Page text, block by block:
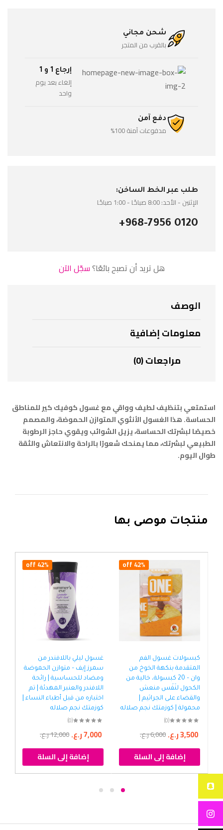
شحن مجاني
بالقرب من المتجر
إرجاع 1 و 1
إلغاء بعد يوم
واحد
دفع آمن
مدفوعات آمنة 100%
طلب عبر الخط الساخن:
الإثنين - الأحد: 8:00 صباحًا - 1:00 صباحًا
+968-7956 0120
هل تريد أن تصبح بائعًا؟سجّل الآن
الوصف
معلومات إضافية
مراجعات (0)
استمتعي بتنظيف لطيف وواقي مع غسول كوفيك كير للمناطق
الحساسة. هذا الغسول الأنثوي المتوازن الحموضة، والمصمم
خصيصًا لبشرتك الحساسة، يزيل الشوائب ويقوي حاجز الرطوبة
الطبيعي لبشرتك، مما يمنحك شعورًا بالراحة والانتعاش والثقة
طوال اليوم.
منتجات موصى بها
42% off
كبسولات غسول الفم
المتقدمة بنكهة الخوخ من
وان – 20 كبسولة، خالية من
الكحول لنَفَس منعش
والقضاء على الجراثيم |
محمولة | كوزمتك نجم صلاله
(0)
6,000ر.ع. 3,500ر.ع.
إضافة إلى السلة
42% off
غسول ليلي باللافندر من
سمرز إيف – متوازن الحموضة
ومضاد للحساسية | رائحة
اللافندر والعنبر المهدئة | تم
اختباره من قبل أطباء النساء |
كوزمتك نجم صلاله
(0)
12,000ر.ع. 7,000ر.ع.
إضافة إلى السلة